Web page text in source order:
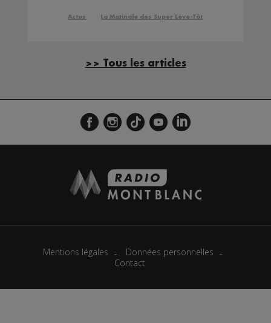
Desgranges
Actus La Matinale des Super Lève-Tôt
>> Tous les articles
Mentions légales
Données personnelles
Contact